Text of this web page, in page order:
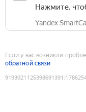
Нажмите,
Yandex
Если у вас возникли
обратной связи
9193021125398691391 :